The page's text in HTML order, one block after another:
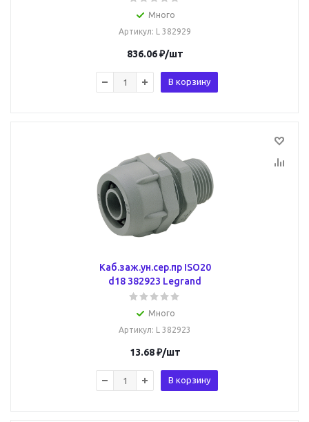
Много
Артикул: L 382929
836.06₽/шт
В корзину
Каб.заж.ун.сер.пр ISO20
d18 382923 Legrand
Много
Артикул: L 382923
13.68₽/шт
В корзину